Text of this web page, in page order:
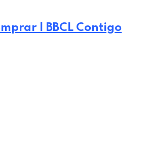
| BBCL Contigo